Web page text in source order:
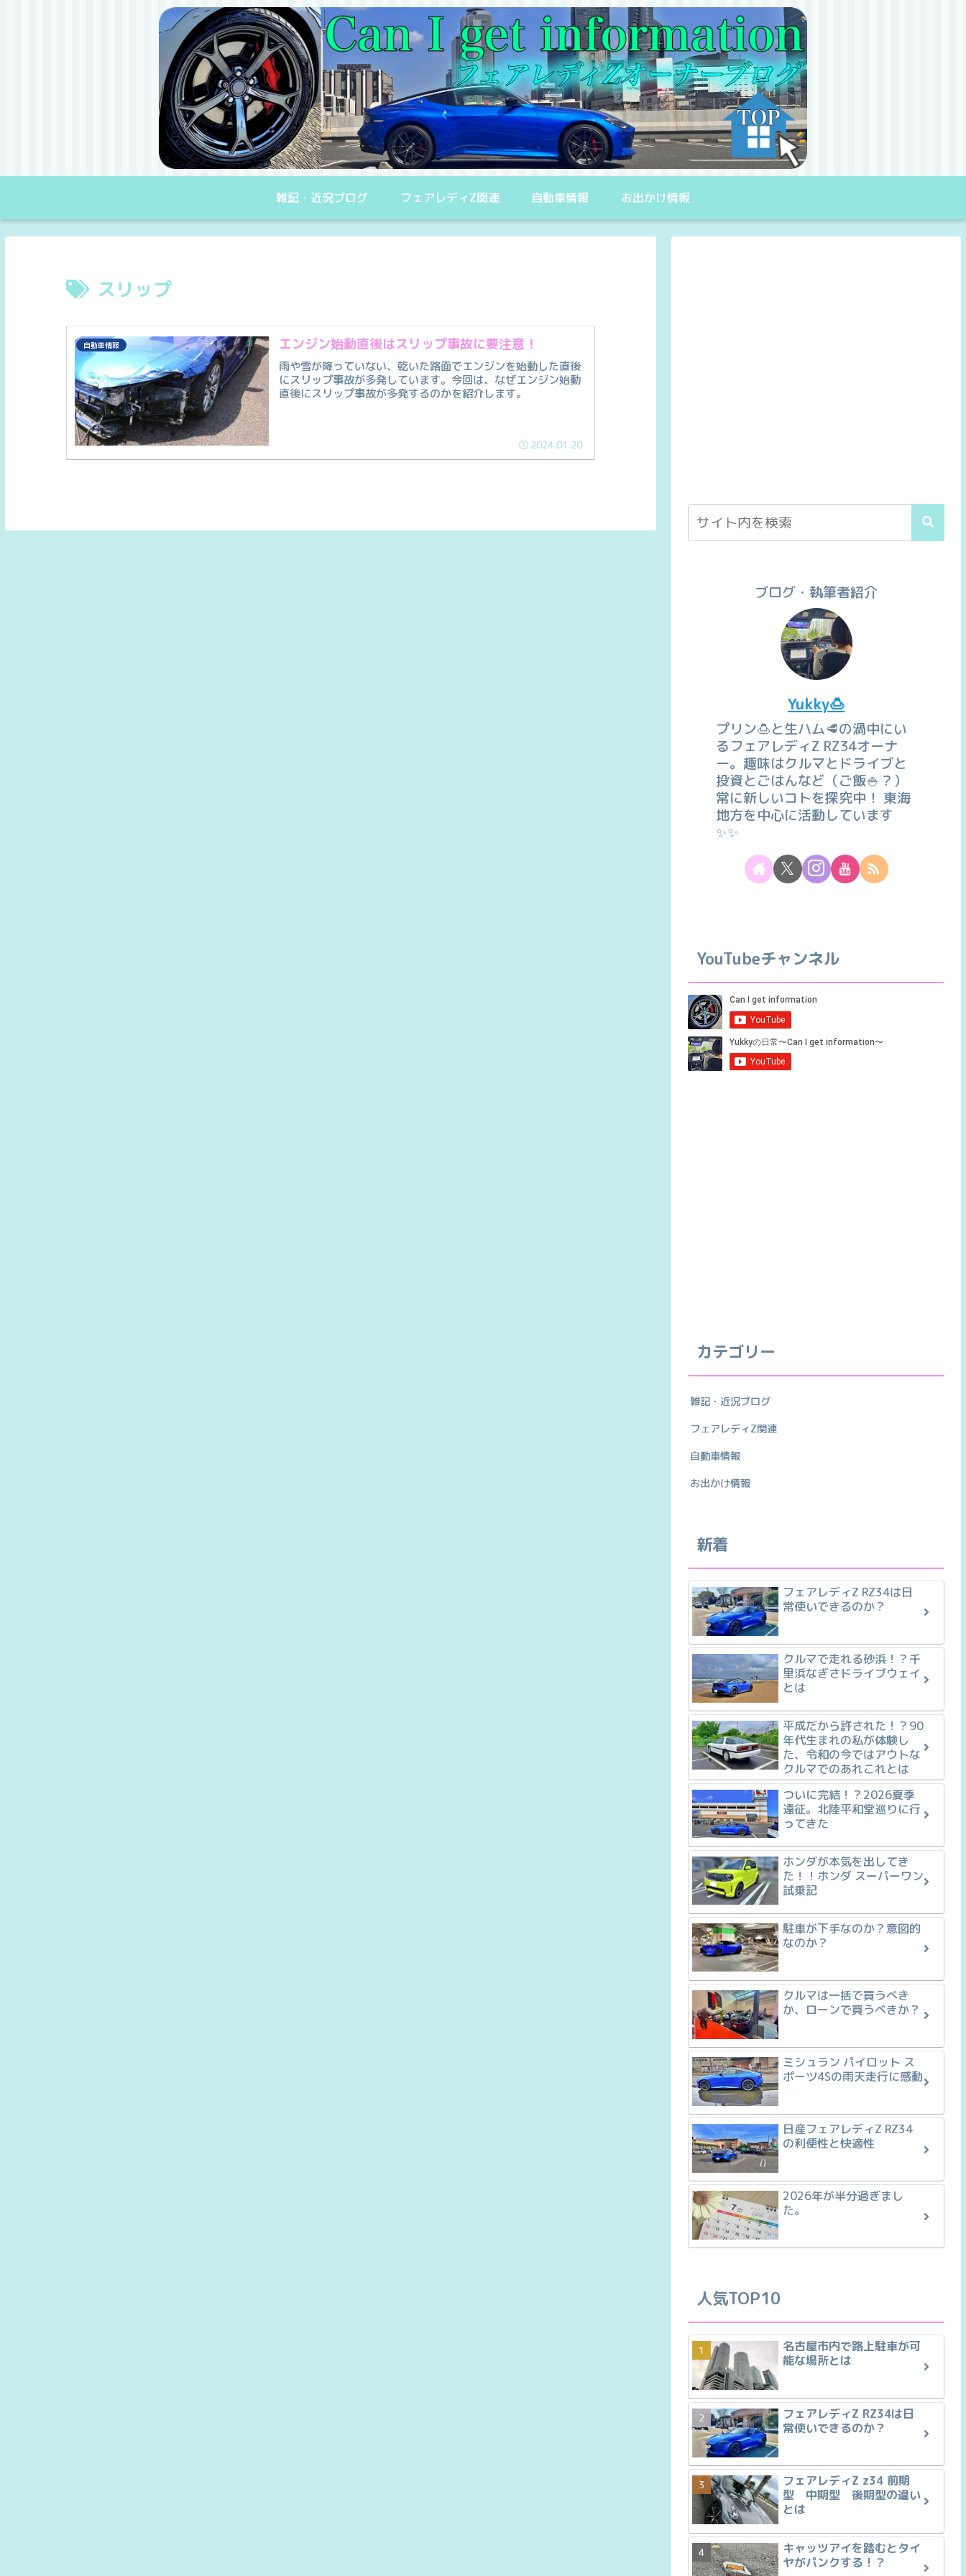
雑記・近況ブログ フェアレディZ関連 自動車情報 お出かけ情報
スリップ
自動車情報 エンジン始動直後はスリップ事故に要注意！
雨や雪が降っていない、乾いた路面でエンジンを始動した直後
にスリップ事故が多発しています。今回は、なぜエンジン始動
直後にスリップ事故が多発するのかを紹介します。
2024.01.20
ブログ・執筆者紹介
Yukky🍮
プリン🍮と生ハム🥩の渦中にい
るフェアレディZ RZ34オーナ
ー。趣味はクルマとドライブと
投資とごはんなど（ご飯🍚？）
常に新しいコトを探究中！ 東海
地方を中心に活動しています
✨✨
YouTubeチャンネル
カテゴリー
雑記・近況ブログ
フェアレディZ関連
自動車情報
お出かけ情報
新着
フェアレディZ RZ34は日
常使いできるのか？
クルマで走れる砂浜！？千
里浜なぎさドライブウェイ
とは
平成だから許された！？90
年代生まれの私が体験し
た、令和の今ではアウトな
クルマでのあれこれとは
ついに完結！？2026夏季
遠征。北陸平和堂巡りに行
ってきた
ホンダが本気を出してき
た！！ホンダ スーパーワン
試乗記
駐車が下手なのか？意図的
なのか？
クルマは一括で買うべき
か、ローンで買うべきか？
ミシュラン パイロット ス
ポーツ4Sの雨天走行に感動
日産フェアレディZ RZ34
の利便性と快適性
2026年が半分過ぎまし
た。
人気TOP10
名古屋市内で路上駐車が可
能な場所とは
フェアレディZ RZ34は日
常使いできるのか？
フェアレディZ z34 前期
型 中期型 後期型の違い
とは
キャッツアイを踏むとタイ
ヤがパンクする！？